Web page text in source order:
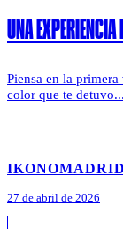
UNA EXPERIENCIA
Piensa en la
color que te
IKONOMADRID
27 de abril de 2026